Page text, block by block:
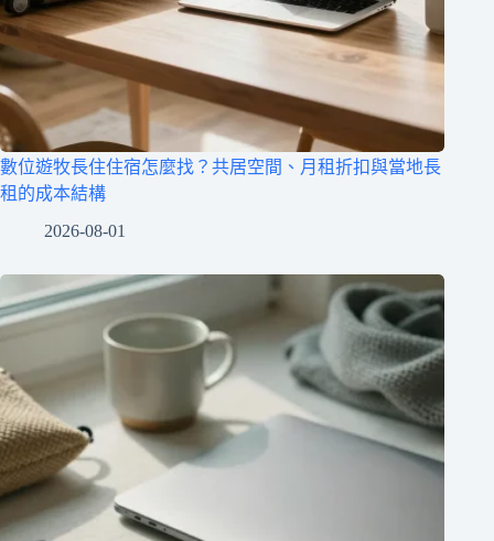
數位遊牧長住住宿怎麼找？共居空間、月租折扣與當地長
租的成本結構
2026-08-01